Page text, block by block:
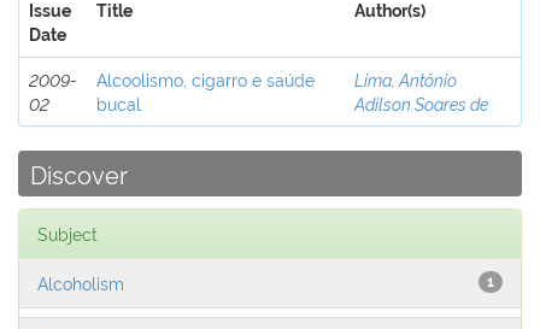
Issue
Date
Title Author(s)
2009-
02
Alcoolismo, cigarro e saúde
bucal
Lima, Antônio
Adilson Soares de
Discover
Subject
1
Alcoholism